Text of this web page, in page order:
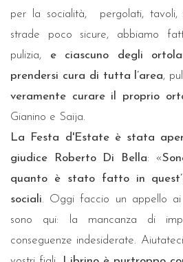
per la socialità, pergolati, tavoli,
strade poco sicure, abbiamo
pulizia, e ciascuno degli
prendersi cura di tutta l’area,
veramente curare il proprio
Gianino e Saija.
La Festa d'Estate è stata
giudice Roberto Di Bella: «
quanto è stato fatto in
sociali. Oggi faccio un appello
sono qui: la mancanza di
conseguenze indesiderate.